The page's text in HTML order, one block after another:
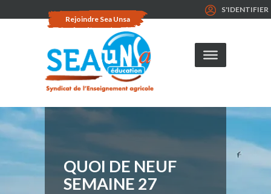
Rejoindre Sea Unsa
S'IDENTIFIER
QUOI DE NEUF
SEMAINE 27